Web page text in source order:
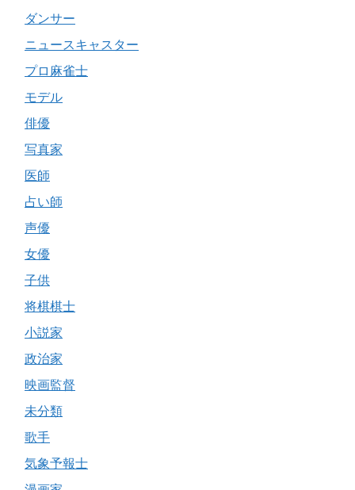
ダンサー
ニュースキャスター
プロ麻雀士
モデル
俳優
写真家
医師
占い師
声優
女優
子供
将棋棋士
小説家
政治家
映画監督
未分類
歌手
気象予報士